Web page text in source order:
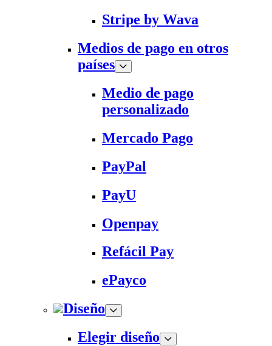
Stripe by Wava
Medios de pago en otros
países
Medio de pago
personalizado
Mercado Pago
PayPal
PayU
Openpay
Refácil Pay
ePayco
Diseño
Elegir diseño